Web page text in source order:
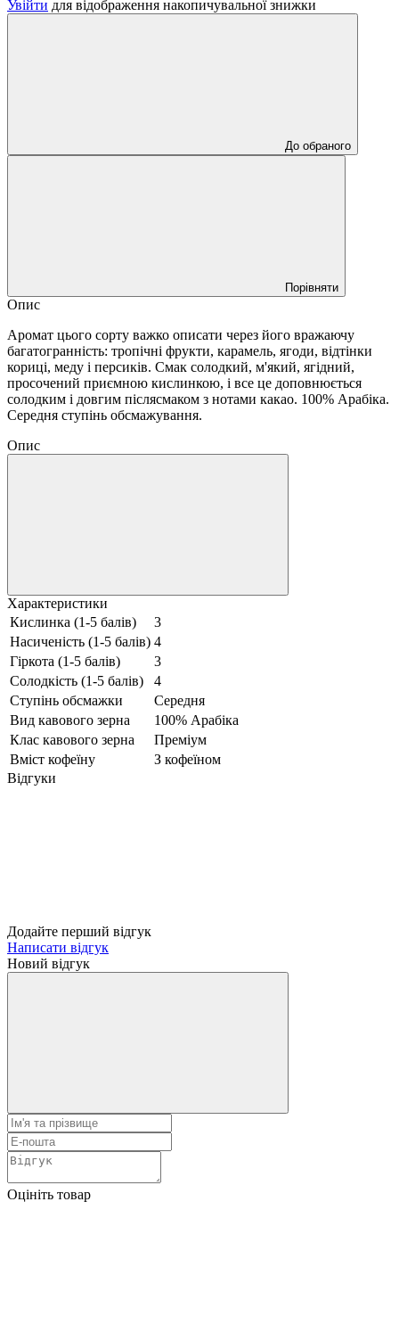
Увійти для відображення накопичувальної знижки
До обраного
Порівняти
Опис
Аромат цього сорту важко описати через його вражаючу
багатогранність: тропічні фрукти, карамель, ягоди, відтінки
кориці, меду і персиків. Смак солодкий, м'який, ягідний,
просочений приємною кислинкою, і все це доповнюється
солодким і довгим післясмаком з нотами какао. 100% Арабіка.
Середня ступінь обсмажування.
Опис
Характеристики
Кислинка (1-5 балів)
3
Насиченість (1-5 балів) 4
Гіркота (1-5 балів)
3
Солодкість (1-5 балів)
4
Ступінь обсмажки
Середня
Вид кавового зерна
100% Арабіка
Клас кавового зерна
Преміум
Вміст кофеїну
З кофеїном
Відгуки
Додайте перший відгук
Написати відгук
Новий відгук
Оцініть товар